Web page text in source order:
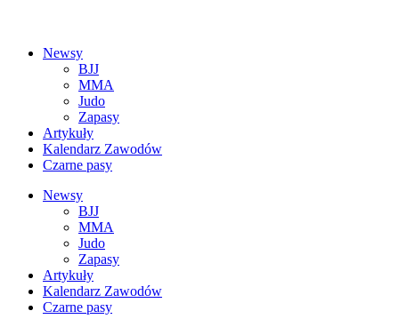
Newsy
BJJ
MMA
Judo
Zapasy
Artykuły
Kalendarz Zawodów
Czarne pasy
Newsy
BJJ
MMA
Judo
Zapasy
Artykuły
Kalendarz Zawodów
Czarne pasy